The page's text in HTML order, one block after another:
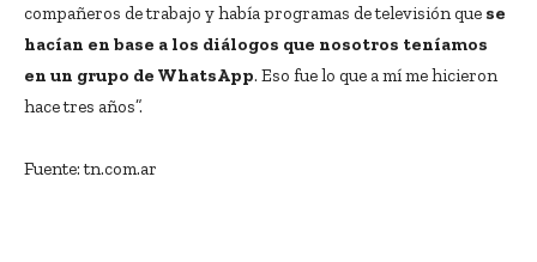
compañeros de trabajo y había programas de televisión que se
hacían en base a los diálogos que nosotros teníamos
en un grupo de WhatsApp. Eso fue lo que a mí me hicieron
hace tres años”.
Fuente: tn.com.ar